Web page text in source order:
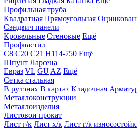
Профильная труба
Квадратная Прямоугольная
Сэндвич панели
Кровельные Стеновые Ещё
Профнастил
С8 С20 С21 Н114-750 Ещё
Шпунт Ларсена
Евраз VL GU AZ Ещё
Сетка стальная
В рулонах В картах Кладочная
Металлоконструкции
Металлоизделия
Листовой прокат
Лист г/к Лист х/к Лист г/к